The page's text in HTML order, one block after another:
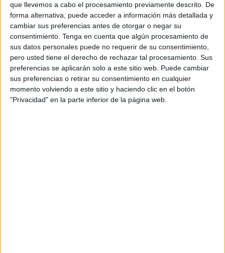
que llevemos a cabo el procesamiento previamente descrito. De
forma alternativa, puede acceder a información más detallada y
cambiar sus preferencias antes de otorgar o negar su
consentimiento. Tenga en cuenta que algún procesamiento de
sus datos personales puede no requerir de su consentimiento,
pero usted tiene el derecho de rechazar tal procesamiento. Sus
preferencias se aplicarán solo a este sitio web. Puede cambiar
sus preferencias o retirar su consentimiento en cualquier
momento volviendo a este sitio y haciendo clic en el botón
"Privacidad" en la parte inferior de la página web.
Escribe tu correo electrónico…
SUSCRIBIRSE